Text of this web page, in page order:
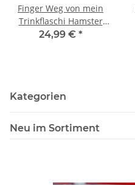
Finger Weg von mein
Trinkflaschi Hamster
Meme Tumbler
24,99 € *
Kategorien
Neu im Sortiment